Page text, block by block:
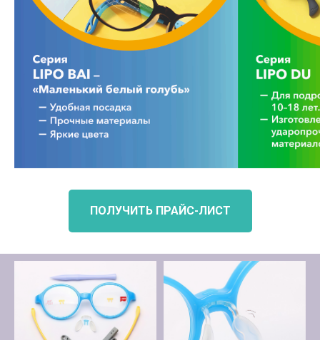
ПОЛУЧИТЬ ПРАЙС-ЛИСТ